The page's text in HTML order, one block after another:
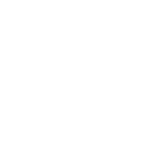
متحول نشود تحول در مجموعه‌های آموزشی
راه و شهرسازی